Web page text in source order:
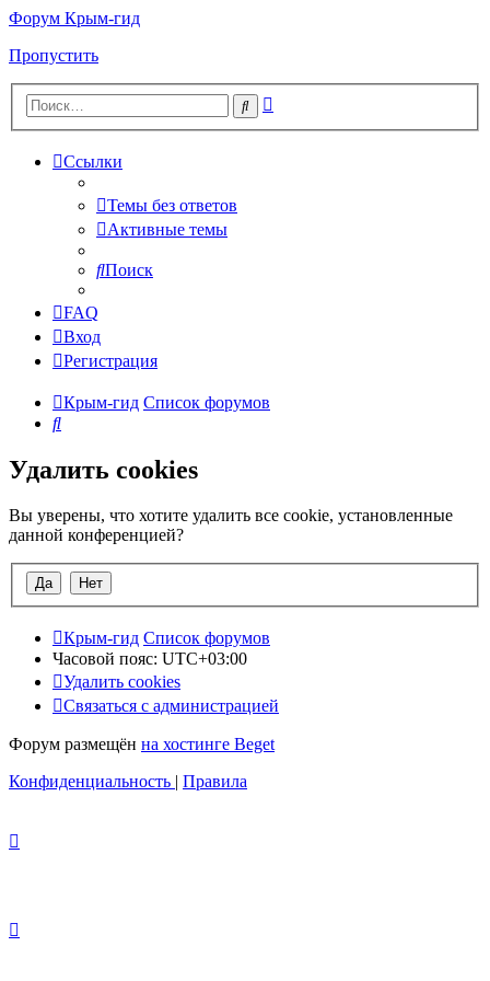
Форум Крым-гид
Пропустить
Поиск
Ссылки
Темы без ответов
Активные темы
Поиск
FAQ
Вход
Регистрация
Крым-гид Список форумов
Поиск
Удалить cookies
Вы уверены, что хотите удалить все cookie, установленные
данной конференцией?
Крым-гид Список форумов
Часовой пояс: UTC+03:00
Удалить cookies
Связаться с администрацией
Форум размещён на хостинге Beget
Конфиденциальность | Правила